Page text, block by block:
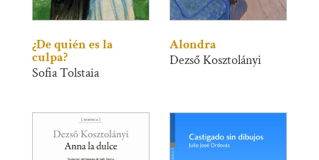
¿De quién es la
culpa?
Sofia Tolstaia
Alondra
Dezső Kosztolányi